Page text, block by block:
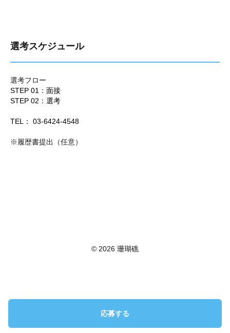
応募する
選考スケジュール
選考フロー
STEP 01：面接
STEP 02：選考
TEL： 03-6424-4548
※履歴書提出（任意）
© 2026 珊瑚礁